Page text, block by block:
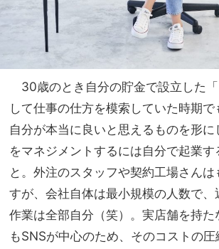
30歳のとき自分の貯金で設立した
して仕事の仕方を模索していた時期で
自分が本当に良いと思えるものを形
をマネジメントするには自分で起業す
と。外注のスタッフや契約工場さんは
すが、会社自体は最小規模の人数で、
作業は全部自分（笑）。実店舗を持
もSNSが中心のため、そのコストの